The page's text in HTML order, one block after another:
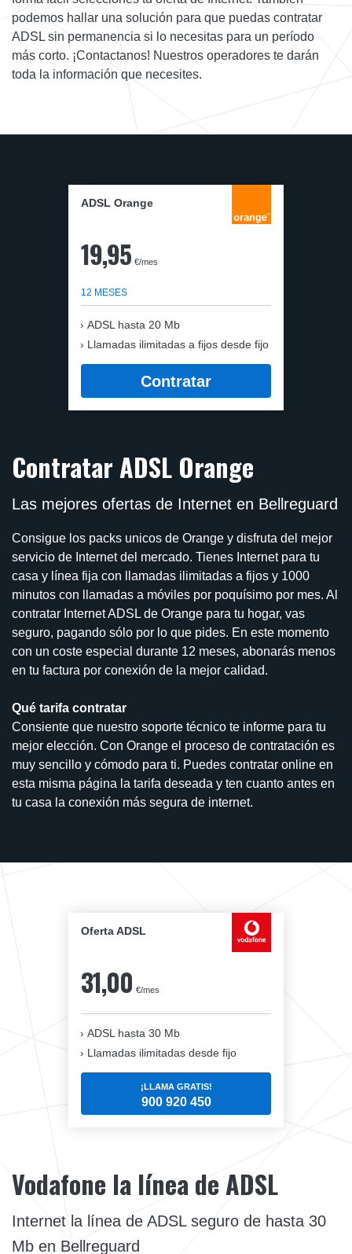
podemos hallar una solución para que puedas contratar
ADSL sin permanencia si lo necesitas para un período
más corto. ¡Contactanos! Nuestros operadores te darán
toda la información que necesites.
ADSL Orange
19,95 €/mes
12 MESES
ADSL hasta 20 Mb
Llamadas ilimitadas a fijos desde fijo
Contratar
Contratar ADSL Orange
Las mejores ofertas de Internet en Bellreguard
Consigue los packs unicos de Orange y disfruta del mejor
servicio de Internet del mercado. Tienes Internet para tu
casa y línea fija con llamadas ilimitadas a fijos y 1000
minutos con llamadas a móviles por poquísimo por mes. Al
contratar Internet ADSL de Orange para tu hogar, vas
seguro, pagando sólo por lo que pides. En este momento
con un coste especial durante 12 meses, abonarás menos
en tu factura por conexión de la mejor calidad.
Qué tarifa contratar
Consiente que nuestro soporte técnico te informe para tu
mejor elección. Con Orange el proceso de contratación es
muy sencillo y cómodo para ti. Puedes contratar online en
esta misma página la tarifa deseada y ten cuanto antes en
tu casa la conexión más segura de internet.
Oferta ADSL
31,00 €/mes
ADSL hasta 30 Mb
Llamadas ilimitadas desde fijo
¡LLAMA GRATIS!
900 920 450
Vodafone la línea de ADSL
Internet la línea de ADSL seguro de hasta 30
Mb en Bellreguard